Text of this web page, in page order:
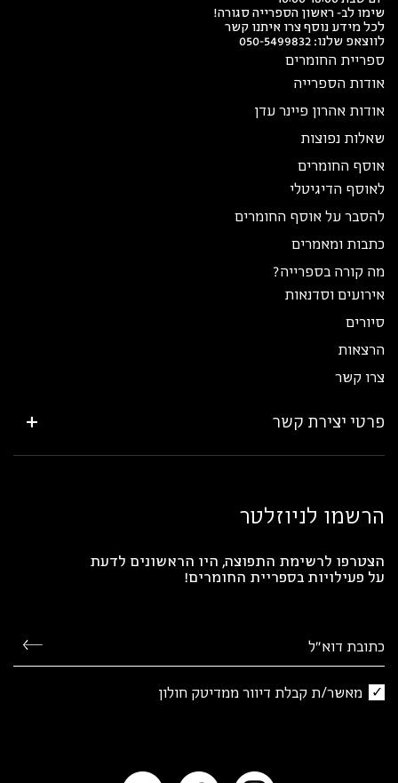
שימו לב- ראשון הספרייה סגורה!
לכל מידע נוסף צרו איתנו קשר
לווצאפ שלנו: 050-5499832
ספריית החומרים
אודות הספרייה
אודות אהרון פיינר עדן
שאלות נפוצות
אוסף החומרים
לאוסף הדיגיטלי
להסבר על אוסף החומרים
כתבות ומאמרים
מה קורה בספרייה?
אירועים וסדנאות
סיורים
הרצאות
צרו קשר
פרטי יצירת קשר
הרשמו לניוזלטר
הצטרפו לרשימת התפוצה, היו הראשונים לדעת
על פעילויות בספריית החומרים!
מאשר/ת קבלת דיוור ממדיטק חולון